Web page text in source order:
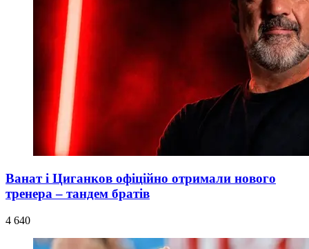
Ванат і Циганков офіційно отримали нового
тренера – тандем братів
4 640